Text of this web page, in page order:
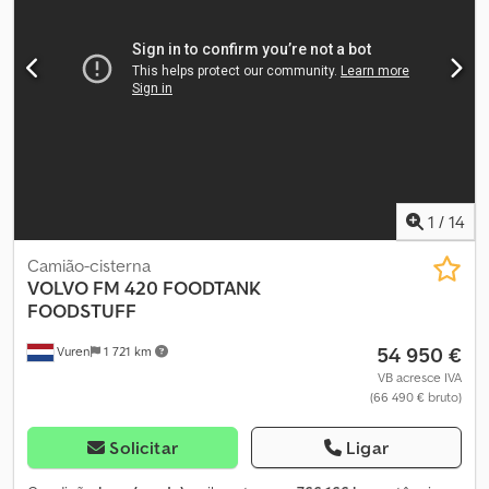
1 / 14
Vuren 1 721 km
Camião-cisterna
VOLVO FM 420 FOODTANK
FOODSTUFF
54 950 €
VB acresce IVA
(66 490 € bruto)
Solicitar Ligar